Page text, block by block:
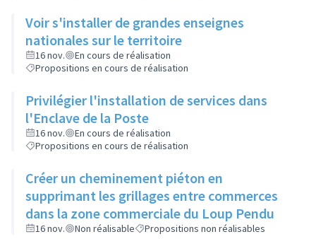
Voir s'installer de grandes enseignes
nationales sur le territoire
16 nov.
En cours de réalisation
Propositions en cours de réalisation
Privilégier l'installation de services dans
l'Enclave de la Poste
16 nov.
En cours de réalisation
Propositions en cours de réalisation
Créer un cheminement piéton en
supprimant les grillages entre commerces
dans la zone commerciale du Loup Pendu
16 nov. Non réalisable Propositions non réalisables